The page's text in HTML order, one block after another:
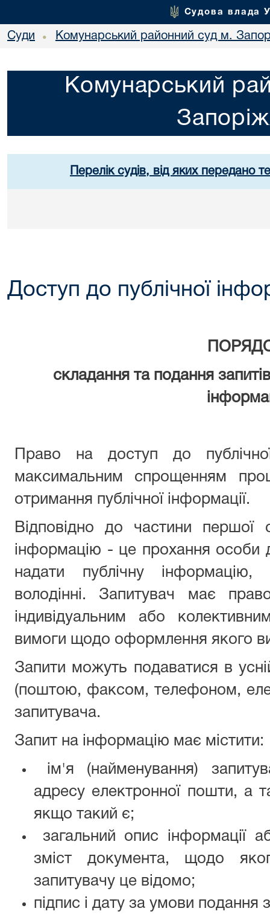
Судова влада
Суди • Комунарський районний суд м.
Комунарський
Перелік судів, від яких передано
Доступ до публічної
складання та подання
Право на доступ до
максимальним спрощенням
отримання публічної інформації.
Відповідно до частини першої
інформацію - це прохання особи
надати публічну
володінні. Запитувач має
індивідуальним або
вимоги щодо оформлення якого
Запити можуть подаватися в
(поштою, факсом, телефоном,
запитувача.
Запит на інформацію має містити:
ім'я (найменування)
адресу електронної пошти, а
якщо такий є;
загальний опис інформації
зміст документа, щодо
запитувачу це відомо;
підпис і дату за умови подання